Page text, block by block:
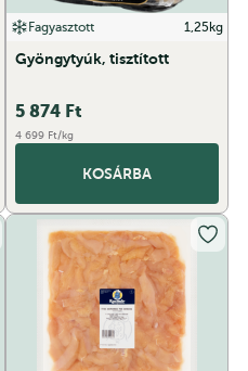
Fagyasztott 1,25kg
Gyöngytyúk, tisztított
5 874 Ft
4 699 Ft/kg
KOSÁRBA